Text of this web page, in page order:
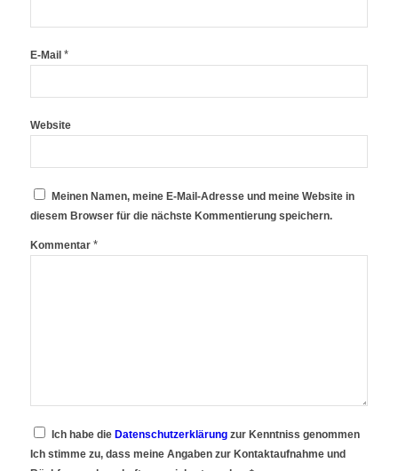
E-Mail *
Website
Meinen Namen, meine E-Mail-Adresse und meine Website in
diesem Browser für die nächste Kommentierung speichern.
Kommentar *
Ich habe die Datenschutzerklärungzur Kenntniss genommen
Ich stimme zu, dass meine Angaben zur Kontaktaufnahme und